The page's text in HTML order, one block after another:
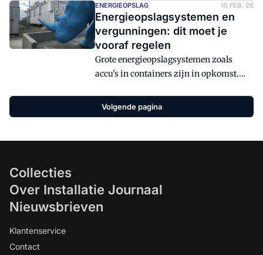
van 'Big Ass Battery 2.0' gaat in op de
geleerde lessen en de nieuwe koers.
ENERGIEOPSLAG 10 FEB. 26
Energieopslagsystemen en
vergunningen: dit moet je
vooraf regelen
Grote energieopslagsystemen zoals
accu's in containers zijn in opkomst.
welke veiligheidsmaatregelen moeten de
eigenaars rekening houden? Berber
Rijn, adviesbureau voor duurzame
Volgende pagina
Collecties
Over Installatie Journaal
Nieuwsbrieven
Klantenservice
Contact